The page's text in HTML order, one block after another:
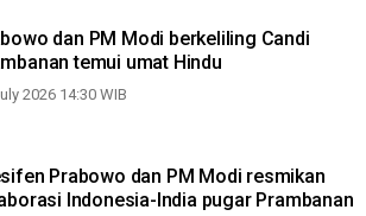
dan PM Modi berkeliling Candi
temui umat Hindu
2026 14:30 WIB
Prabowo dan PM Modi resmikan
Indonesia-India pugar Prambanan